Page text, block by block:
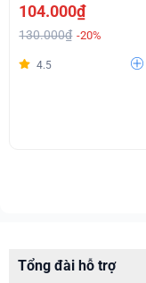
104.000₫
130.000₫ -20%
4.5
Tổng đài hỗ trợ